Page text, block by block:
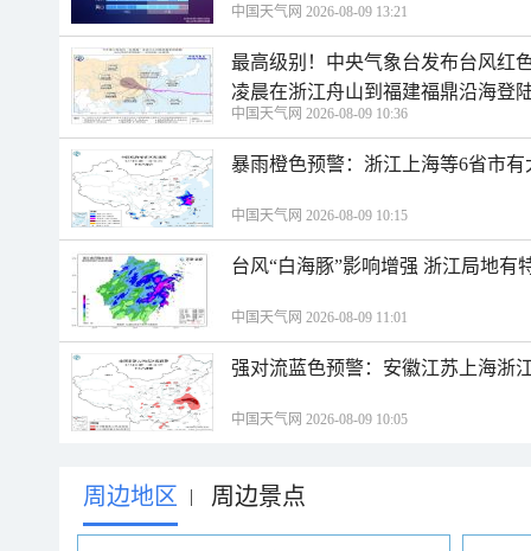
中国天气网 2026-08-09 13:21
最高级别！中央气象台发布台风红
凌晨在浙江舟山到福建福鼎沿海登
中国天气网 2026-08-09 10:36
暴雨橙色预警：浙江上海等6省市
中国天气网 2026-08-09 10:15
台风“白海豚”影响增强 浙江局地有
中国天气网 2026-08-09 11:01
强对流蓝色预警：安徽江苏上海浙
中国天气网 2026-08-09 10:05
周边地区 | 周边景点